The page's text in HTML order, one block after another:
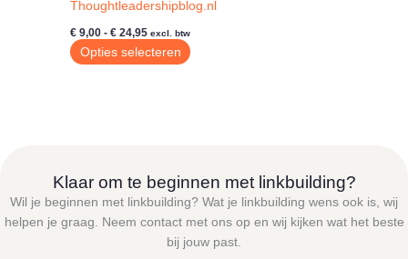
Thoughtleadershipblog.nl
€ 9,00 - € 24,95 Prijsklasse:
€ 9,00
tot
excl. btw
Opties selecteren
Dit
kan
gekozen
worden
op
Klaar om te beginnen met linkbuilding?
Wil je beginnen met linkbuilding? Wat je linkbuilding wens ook is, wij
helpen je graag. Neem contact met ons op en wij kijken wat het beste
bij jouw past.